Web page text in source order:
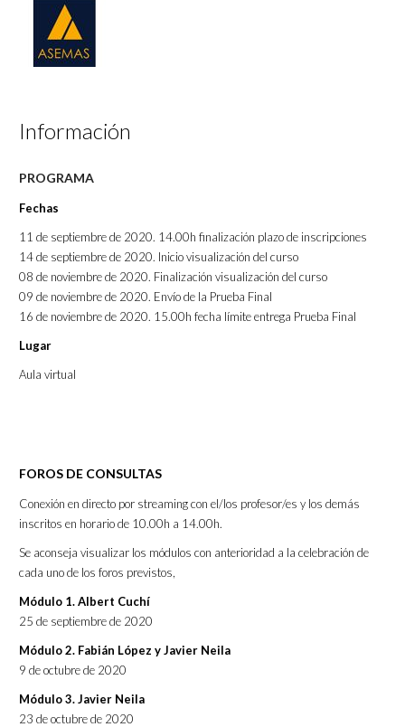
Información
PROGRAMA
Fechas
11 de septiembre de 2020. 14.00h finalización plazo de inscripciones
14 de septiembre de 2020. Inicio visualización del curso
08 de noviembre de 2020. Finalización visualización del curso
09 de noviembre de 2020. Envío de la Prueba Final
16 de noviembre de 2020. 15.00h fecha límite entrega Prueba Final
Lugar
Aula virtual
FOROS DE CONSULTAS
Conexión en directo por streaming con el/los profesor/es y los demás
inscritos en horario de 10.00h a 14.00h.
Se aconseja visualizar los módulos con anterioridad a la celebración de
cada uno de los foros previstos,
Módulo 1. Albert Cuchí
25 de septiembre de 2020
Módulo 2. Fabián López y Javier Neila
9 de octubre de 2020
Módulo 3. Javier Neila
23 de octubre de 2020